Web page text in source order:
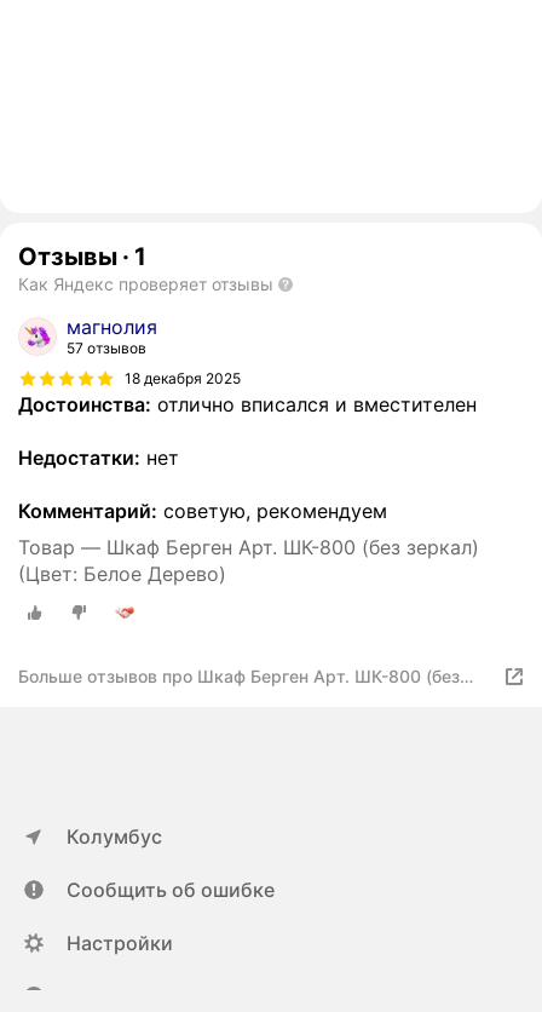
Отзывы · 1
Как Яндекс проверяет отзывы
магнолия
57 отзывов
18 декабря 2025
Достоинства: отлично вписался и вместителен
Недостатки: нет
Комментарий: советую, рекомендуем
Товар — Шкаф Берген Арт. ШК-800 (без зеркал)
(Цвет: Белое Дерево)
Больше отзывов про Шкаф Берген Арт. ШК-800 (без
Колумбус
Сообщить об ошибке
Настройки